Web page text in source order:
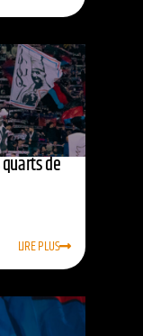
quarts de
LIRE PLUS